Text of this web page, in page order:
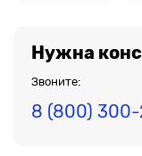
Нужна
Звоните:
8 (800)